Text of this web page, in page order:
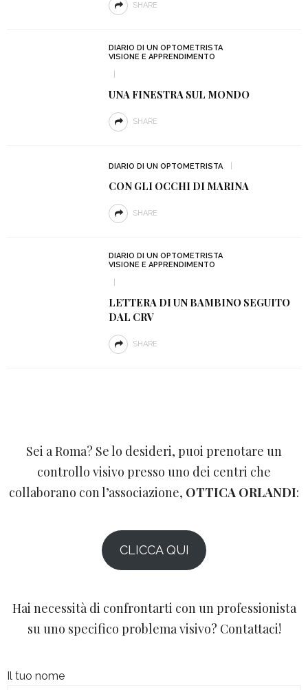
SHARE
DIARIO DI UN OPTOMETRISTA
VISIONE E APPRENDIMENTO
UNA FINESTRA SUL MONDO
SHARE
DIARIO DI UN OPTOMETRISTA
CON GLI OCCHI DI MARINA
SHARE
DIARIO DI UN OPTOMETRISTA
VISIONE E APPRENDIMENTO
LETTERA DI UN BAMBINO SEGUITO
DAL CRV
SHARE
Sei a Roma? Se lo desideri, puoi prenotare un
controllo visivo presso uno dei centri che
collaborano con l’associazione, OTTICA ORLANDI:
CLICCA QUI
Hai necessità di confrontarti con un professionista
su uno specifico problema visivo? Contattaci!
Il tuo nome